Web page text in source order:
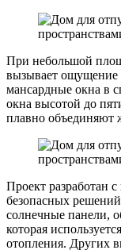
При небольшой
вызывает ощущение
мансардные окна в
окна высотой до
плавно объединяют
Проект разработан
безопасных
солнечные панели,
которая
отопления. Других